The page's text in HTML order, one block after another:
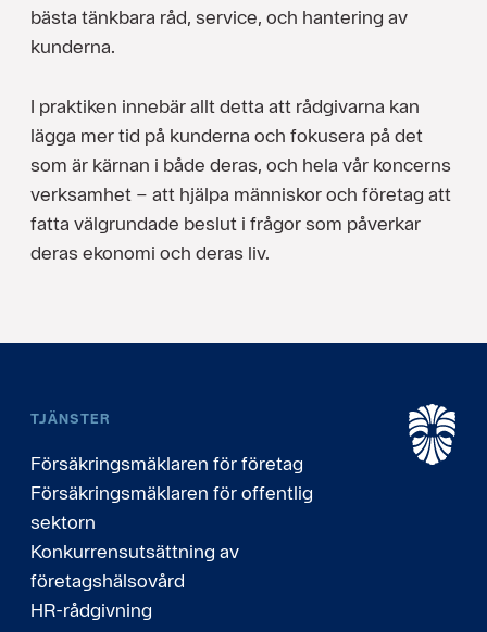
bästa tänkbara råd, service, och hantering av
kunderna.
I praktiken innebär allt detta att rådgivarna kan
lägga mer tid på kunderna och fokusera på det
som är kärnan i både deras, och hela vår koncerns
verksamhet – att hjälpa människor och företag att
fatta välgrundade beslut i frågor som påverkar
deras ekonomi och deras liv.
TJÄNSTER
Försäkringsmäklaren för företag
Försäkringsmäklaren för offentlig
sektorn
Konkurrensutsättning av
företagshälsovård
HR-rådgivning